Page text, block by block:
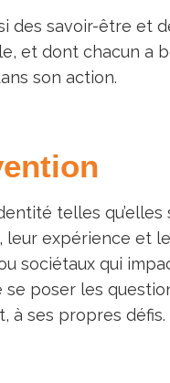
des savoir-être et
et dont chacun a
son action.
telles
leur expérience et
sociétaux qui
poser les
à ses propres défis.